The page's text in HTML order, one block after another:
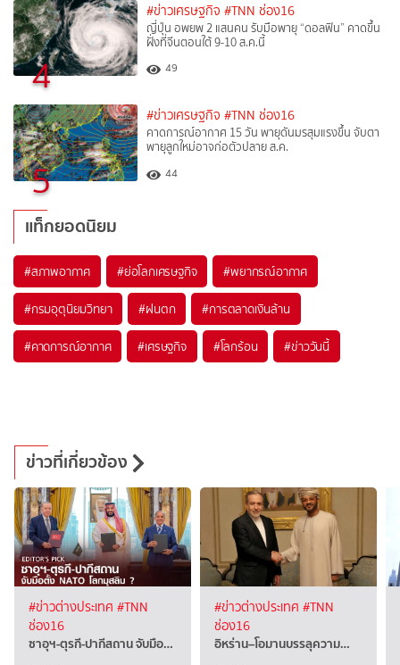
4
#ข่าวเศรษฐกิจ #TNN ช่อง16
ญี่ปุ่น อพยพ 2 แสนคน รับมือพายุ “ดอลฟิน” คาดขึ้น
ฝั่งที่จีนตอนใต้ 9-10 ส.ค.นี้
49
5
#ข่าวเศรษฐกิจ #TNN ช่อง16
คาดการณ์อากาศ 15 วัน พายุดันมรสุมแรงขึ้น จับตา
พายุลูกใหม่อาจก่อตัวปลาย ส.ค.
44
แท็กยอดนิยม
#สภาพอากาศ #ย่อโลกเศรษฐกิจ #พยากรณ์อากาศ
#กรมอุตุนิยมวิทยา #ฝนตก #การตลาดเงินล้าน
#คาดการณ์อากาศ #เศรษฐกิจ #โลกร้อน #ข่าววันนี้
ข่าวที่เกี่ยวข้อง
#ข่าวต่างประเทศ #TNN
ช่อง16
ซาอุฯ-ตุรกี-ปากีสถาน จับมือ…
#ข่าวต่างประเทศ #TNN
ช่อง16
อิหร่าน–โอมานบรรลุความ…